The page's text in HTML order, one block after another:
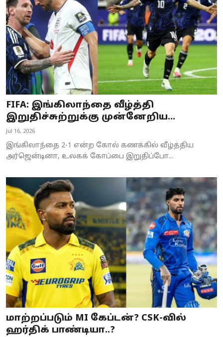
FIFA: இங்கிலாந்தை வீழ்த்தி
இறுதிச்சுற்றுக்கு முன்னேறிய...
Jul 16, 2026
இங்கிலாந்தை 2-1 என்ற கோல் கணக்கில் வீழ்த்திய
அர்ஜென்டினா, உலகக் கோப்பை இறுதிப்போ...
மாற்றப்படும் MI கேப்டன்? CSK-வில்
ஹர்திக் பாண்டியா..?